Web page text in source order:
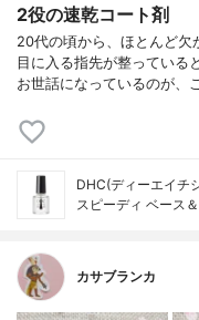
2役の速乾コート剤
20代の頃から、ほとんど欠
目に入る指先が整っている
お世話になっているのが、
DHC(ディーエイチ
スピーディ ベース
カサブランカ